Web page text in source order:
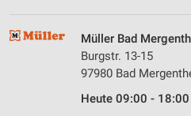
Müller Bad
Burgstr. 13-15
97980 Bad
Heute 09:00 - 18:00